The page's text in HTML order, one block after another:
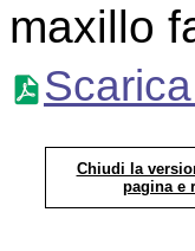
maxillo
Chiudi la
pagina e